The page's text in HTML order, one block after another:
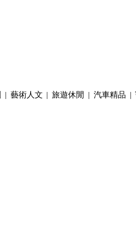
| 藝術人文 |旅遊休閒 | 汽車精品 |